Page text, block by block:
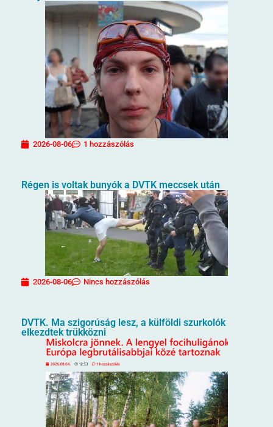
2026-08-06 1 hozzászólás
Régen is voltak bunyók a DVTK meccsek után
2026-08-06 Nincs hozzászólás
DVTK. Ma szigorúság lesz, a külföldi szurkolók
elkezdtek trükközni